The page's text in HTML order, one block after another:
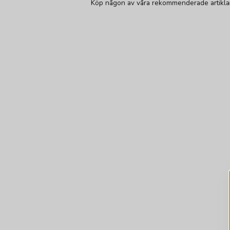
Köp någon av våra rekommenderade